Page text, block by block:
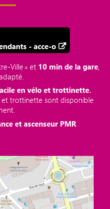
- acce-o
» et 10 min de la gare,
en vélo et trottinette.
trottinette sont disponible
et ascenseur PMR